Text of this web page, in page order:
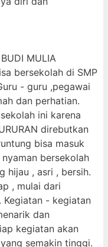
MULIA
bersekolah di SMP
- guru ,pegawai
dan perhatian.
ini karena
direbutkan
bisa masuk
bersekolah
hijau , asri , bersih.
, mulai dari
Kegiatan - kegiatan
dan
kegiatan akan
semakin tinggi.